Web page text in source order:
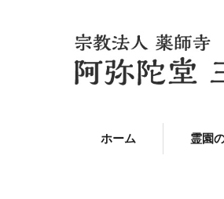
ホーム 霊園